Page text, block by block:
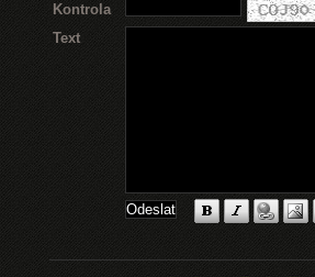
Kontrola
Text